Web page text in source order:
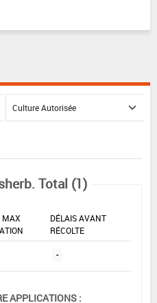
Total (1)
MAX
DÉLAIS AVANT
RÉCOLTE
-
APPLICATIONS :